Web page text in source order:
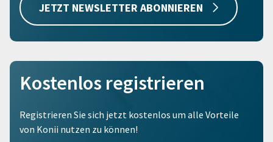
JETZT NEWSLETTER ABONNIEREN
Kostenlos registrieren
Registrieren Sie sich jetzt kostenlos um alle Vorteile
von Konii nutzen zu können!